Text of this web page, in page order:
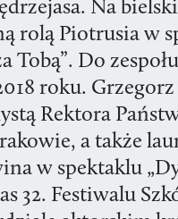
Na
rolą Piotrusia w
Tobą”. Do
roku.
Rektora
a także
w spektaklu
32. Festiwalu